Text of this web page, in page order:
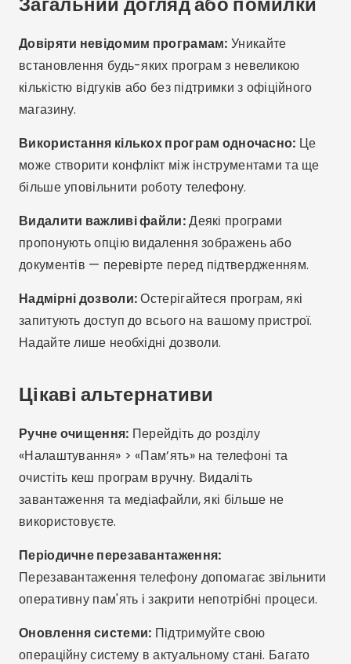
оперативну пам'ять і закрити непотрібні процеси.
Оновлення системи: Підтримуйте свою
операційну систему в актуальному стані. Багато
оновлень включають оптимізацію пам'яті.
Використовуйте світловий режим:
телефони пропонують режими економії заряду
батареї, які також обмежують використання пам'яті.
Моделі з більшою кількістю оперативної
пам'яті:Якщо проблема виникає повторно,
подумайте про оновлення до телефону з 6 ГБ
оперативної пам'яті або більше для кращої
Часті запитання (FAQ)
Чи безпечно використовувати програми для
очищення пам'яті?
Чи потрібно мені використовувати більше
одного застосунку для прибирання?
Який найкращий безкоштовний додаток?
Чи працюють ці програми на будь-якому
мобільному телефоні?
Як дізнатися, чи мій телефон заповнений